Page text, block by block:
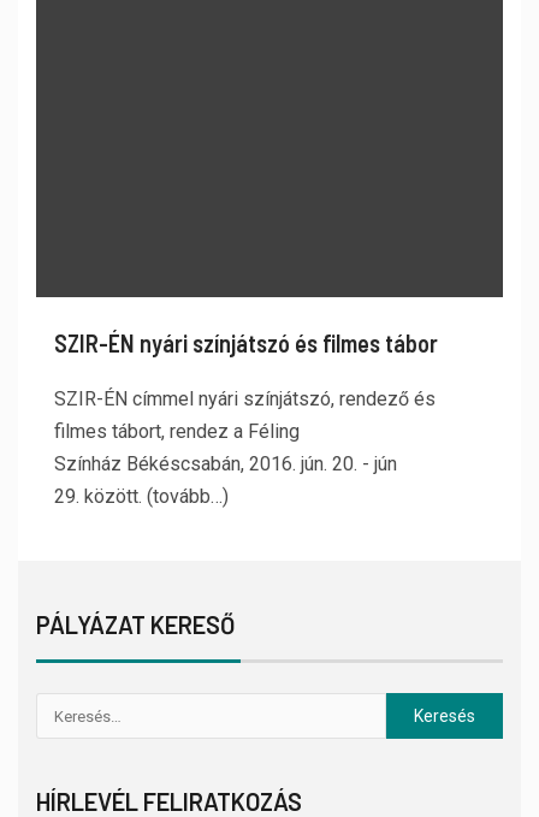
SZIR-ÉN nyári színjátszó és filmes tábor
SZIR-ÉN címmel nyári színjátszó, rendező és
filmes tábort, rendez a Féling
Színház Békéscsabán, 2016. jún. 20. - jún
29. között. (tovább…)
PÁLYÁZAT KERESŐ
HÍRLEVÉL FELIRATKOZÁS